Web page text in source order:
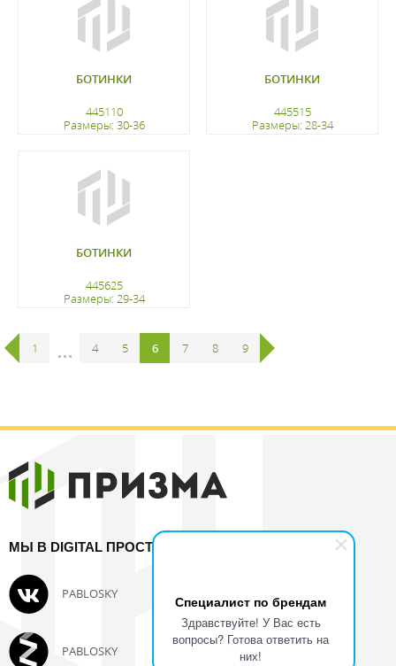
Специалист по брендам
Здравствуйте! У Вас есть
вопросы? Готова ответить на
них!
БОТИНКИ
445110
Размеры: 30-36
БОТИНКИ
445515
Размеры: 28-34
БОТИНКИ
445625
Размеры: 29-34
1 4 5 6 7 8 9
МЫ В DIGITAL ПРОСТРАНСТВЕ:
PABLOSKY
PABLOSKY PABLOSKY